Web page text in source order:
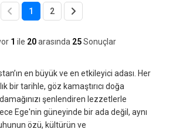
1 2
1 ile 20arasında 25Sonuçlar
en büyük ve en etkileyici adası. Her
bir tarihle, göz kamaştırıcı doğa
şenlendiren lezzetlerle
Ege'nin güneyinde bir ada değil, aynı
özü, kültürün ve